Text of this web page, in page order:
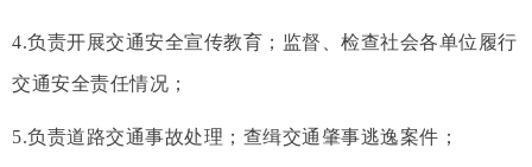
4.负责开展交通安全宣传教育；监督、检查社会各单位履行
交通安全责任情况；
5.负责道路交通事故处理；查缉交通肇事逃逸案件；